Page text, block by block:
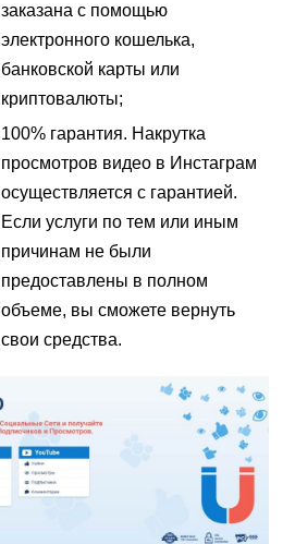
заказана с помощью
электронного кошелька,
банковской карты или
криптовалюты;
100% гарантия. Накрутка
просмотров видео в Инстаграм
осуществляется с гарантией.
Если услуги по тем или иным
причинам не были
предоставлены в полном
объеме, вы сможете вернуть
свои средства.